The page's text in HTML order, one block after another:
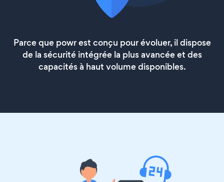
Parce que powr est conçu pour évoluer, il dispose
de la sécurité intégrée la plus avancée et des
capacités à haut volume disponibles.